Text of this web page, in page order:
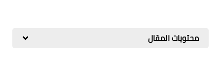
محتويات المقال